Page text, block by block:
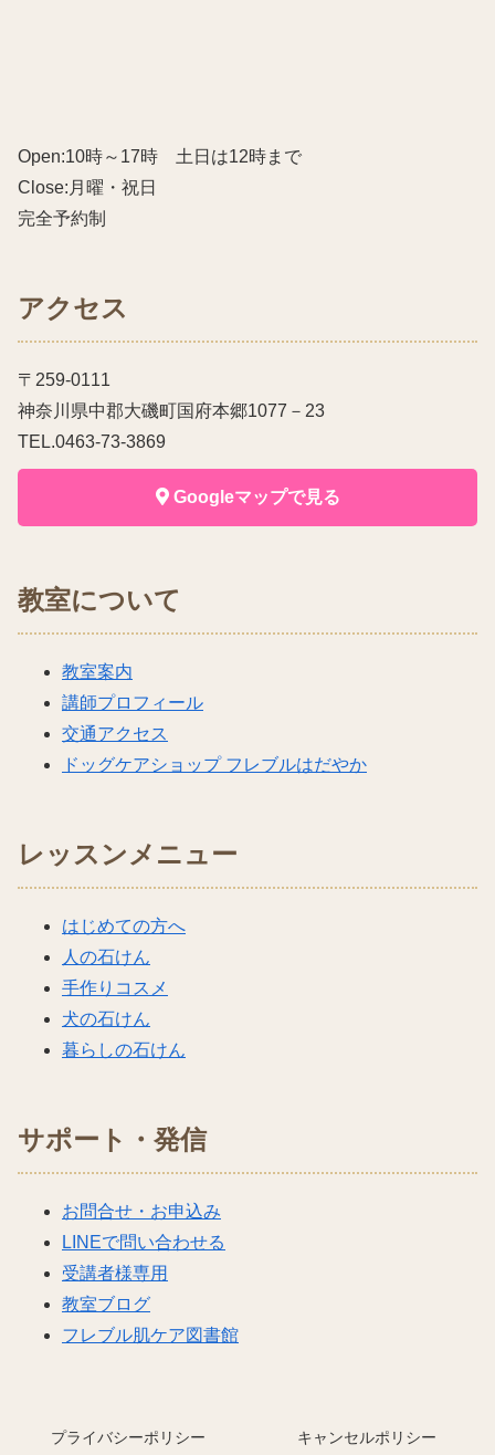
Open:10時～17時 土日は12時まで
Close:月曜・祝日
完全予約制
アクセス
〒259-0111
神奈川県中郡大磯町国府本郷1077－23
TEL.0463-73-3869
Googleマップで見る
教室について
教室案内
講師プロフィール
交通アクセス
ドッグケアショップ フレブルはだやか
レッスンメニュー
はじめての方へ
人の石けん
手作りコスメ
犬の石けん
暮らしの石けん
サポート・発信
お問合せ・お申込み
LINEで問い合わせる
受講者様専用
教室ブログ
フレブル肌ケア図書館
プライバシーポリシー キャンセルポリシー